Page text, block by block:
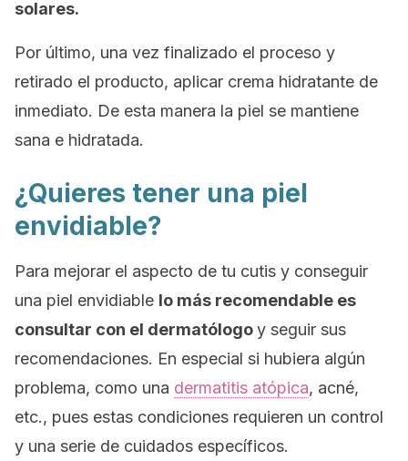
solares.
Por último, una vez finalizado el proceso y
retirado el producto, aplicar crema hidratante de
inmediato. De esta manera la piel se mantiene
sana e hidratada.
¿Quieres tener una piel
envidiable?
Para mejorar el aspecto de tu cutis y conseguir
una piel envidiable lo más recomendable es
consultar con el dermatólogoy seguir sus
recomendaciones. En especial si hubiera algún
problema, como una dermatitis atópica, acné,
etc., pues estas condiciones requieren un control
y una serie de cuidados específicos.